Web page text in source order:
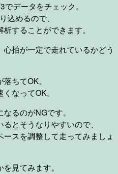
データをチェック。
込めるので、
することができます。
拍が一定で走れているかどう
ちてOK。
なってOK。
るのがNGです。
とそうなりやすいので、
スを調整して走ってみましょ
見てみます。